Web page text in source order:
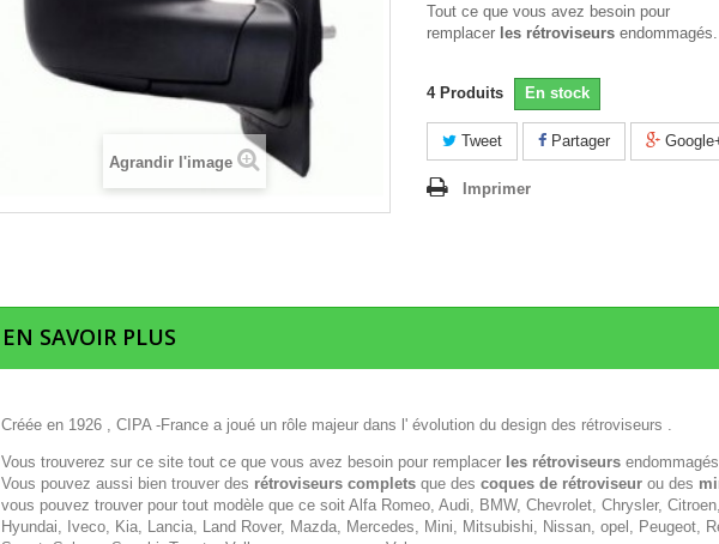
Agrandir l'image
Tout ce que vous avez besoin pour
remplacer les rétroviseurs endommagés.
4 Produits En stock
Tweet Partager
Imprimer
EN SAVOIR PLUS
Créée en 1926 , CIPA -France a joué un rôle majeur dans l' évolution du design des rétroviseurs .
Vous trouverez sur ce site tout ce que vous avez besoin pour remplacer les rétroviseurs
Vous pouvez aussi bien trouver des rétroviseurs complets que des coques de rétroviseur ou des
vous pouvez trouver pour tout modèle que ce soit Alfa Romeo, Audi, BMW, Chevrolet, Chrysler,
Hyundai, Iveco, Kia, Lancia, Land Rover, Mazda, Mercedes, Mini, Mitsubishi, Nissan, opel, Peugeot,